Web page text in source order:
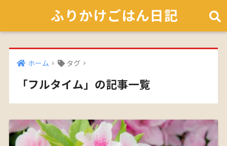
ふりかけごはん日記
ホーム タグ
「フルタイム」の記事一覧